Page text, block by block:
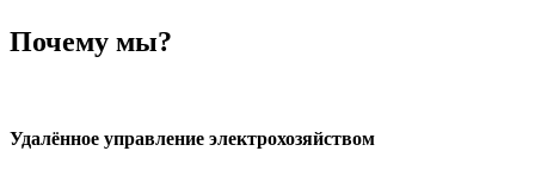
Почему мы?
Удалённое управление электрохозяйством